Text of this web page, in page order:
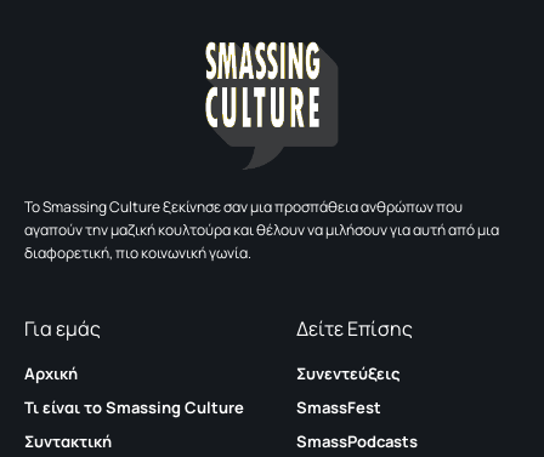
To Smassing Culture ξεκίνησε σαν μια προσπάθεια ανθρώπων που
αγαπούν την μαζική κουλτούρα και θέλουν να μιλήσουν για αυτή από μια
διαφορετική, πιο κοινωνική γωνία.
Για εμάς
Αρχική
Τι είναι το Smassing Culture
Συντακτική
Δείτε Επίσης
Συνεντεύξεις
SmassFest
SmassPodcasts